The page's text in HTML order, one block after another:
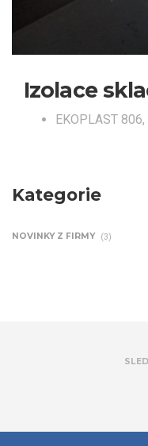
Izolace
EKOPLAST
Kategorie
NOVINKY Z FIRMY (3)